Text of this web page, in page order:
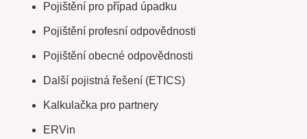
Pojištění pro případ úpadku
Pojištění profesní odpovědnosti
Pojištění obecné odpovědnosti
Další pojistná řešení (ETICS)
Kalkulačka pro partnery
ERVin